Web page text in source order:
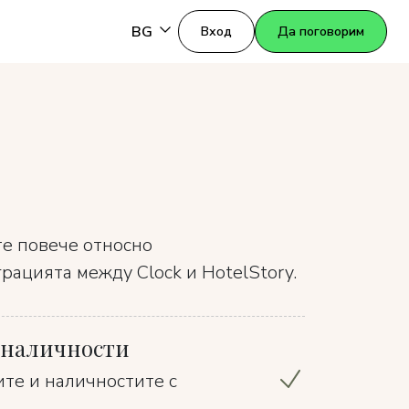
BG Вход Да поговорим
повече относно
между Clock и HotelStory.
и наличностите с